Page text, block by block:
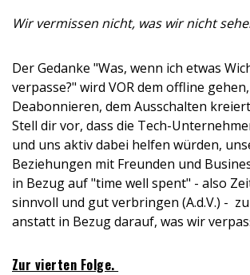
Wir vermissen nicht, was wir nicht
Der Gedanke "Was, wenn ich etwas
verpasse?" wird VOR dem offline
Deabonnieren, dem Ausschalten
Stell dir vor, dass die Tech-
und uns aktiv dabei helfen würden,
Beziehungen mit Freunden und
in Bezug auf "time well spent" - also
sinnvoll und gut verbringen (A.d.V.) -
anstatt in Bezug darauf, was wir
Zur vierten Folge.